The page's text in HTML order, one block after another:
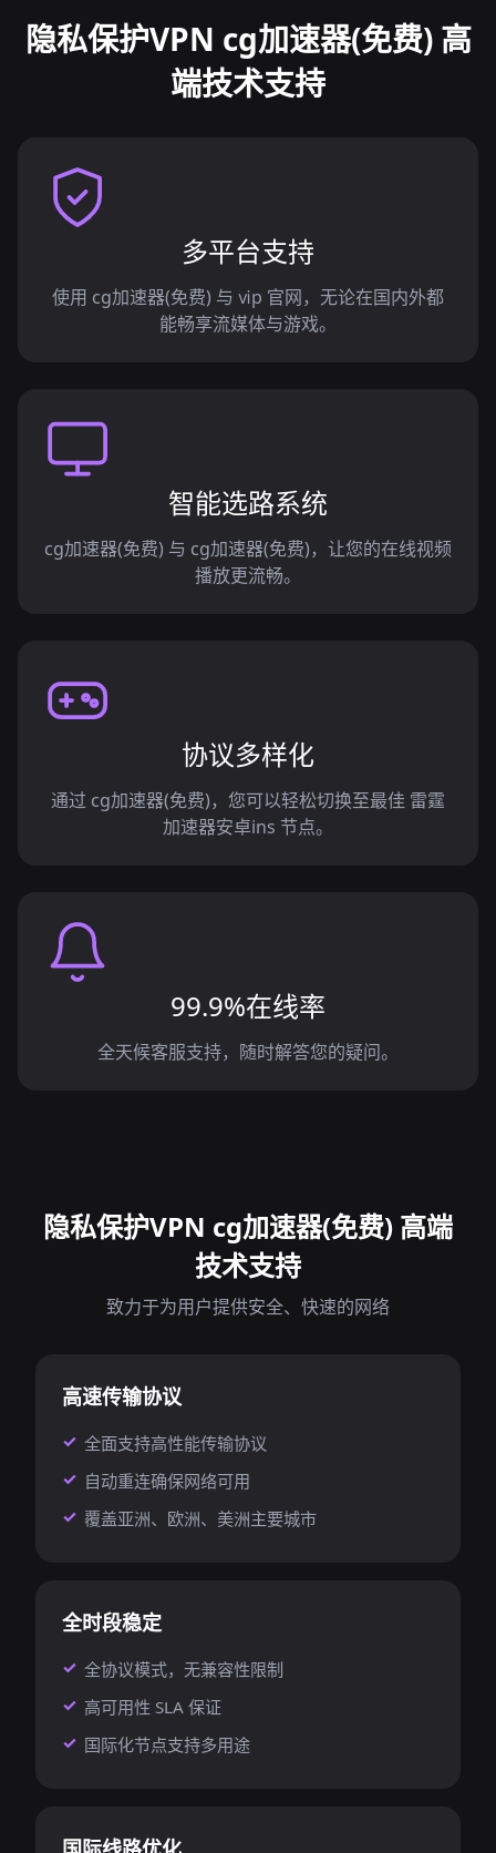
隐私保护VPN cg加速器(免费) 高
端技术支持
多平台支持
使用 cg加速器(免费) 与 ⅵp 官网，无论在国内外都
能畅享流媒体与游戏。
智能选路系统
cg加速器(免费) 与 cg加速器(免费)，让您的在线视频
播放更流畅。
协议多样化
通过 cg加速器(免费)，您可以轻松切换至最佳 雷霆
加速器安卓ins 节点。
99.9%在线率
全天候客服支持，随时解答您的疑问。
隐私保护VPN cg加速器(免费) 高端
技术支持
致力于为用户提供安全、快速的网络
高速传输协议
全面支持高性能传输协议
自动重连确保网络可用
覆盖亚洲、欧洲、美洲主要城市
全时段稳定
全协议模式，无兼容性限制
高可用性 SLA 保证
国际化节点支持多用途